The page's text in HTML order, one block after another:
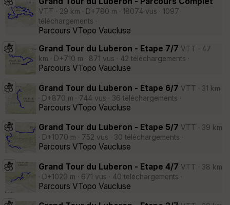
VTT · 29 km · D+780 m · 18074 vus · 1097
téléchargements ·
Parcours VTopo Vaucluse
Grand Tour du Luberon - Etape 7/7 VTT · 47
km · D+710 m · 871 vus · 42 téléchargements ·
Parcours VTopo Vaucluse
Grand Tour du Luberon - Etape 6/7 VTT · 31 km
· D+870 m · 744 vus · 36 téléchargements ·
Parcours VTopo Vaucluse
Grand Tour du Luberon - Etape 5/7 VTT · 39 km
· D+1070 m · 752 vus · 30 téléchargements ·
Parcours VTopo Vaucluse
Grand Tour du Luberon - Etape 4/7 VTT · 38 km
· D+1020 m · 671 vus · 40 téléchargements ·
Parcours VTopo Vaucluse